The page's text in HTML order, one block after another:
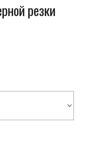
резки